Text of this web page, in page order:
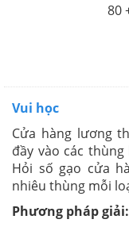
80
Vui học
Cửa hàng lương
đầy vào các
Hỏi số gạo cửa
nhiêu thùng mỗi
Phương pháp giải: